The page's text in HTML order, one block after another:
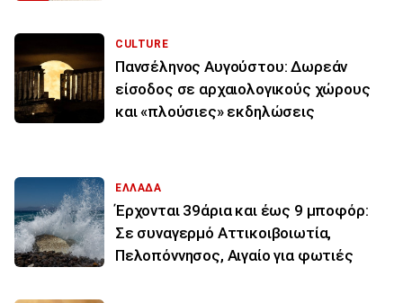
CULTURE
Πανσέληνος Αυγούστου: Δωρεάν
είσοδος σε αρχαιολογικούς χώρους
και «πλούσιες» εκδηλώσεις
ΕΛΛΑΔΑ
Έρχονται 39άρια και έως 9 μποφόρ:
Σε συναγερμό Αττικοιβοιωτία,
Πελοπόννησος, Αιγαίο για φωτιές